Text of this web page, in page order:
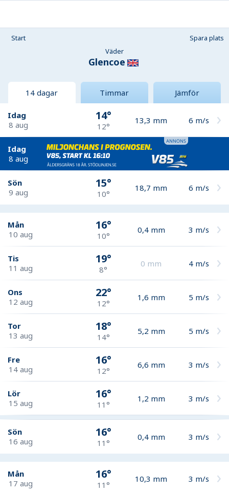
Start
Spara plats
Väder
Glencoe
14 dagar Timmar Jämför
Idag
8 aug
14°
12°
13,3 mm 6 m/s
Idag
8 aug
Sön
9 aug
15°
10°
18,7 mm 6 m/s
Mån
10 aug
16°
10°
0,4 mm 3 m/s
Tis
11 aug
19°
8°
0 mm 4 m/s
Ons
12 aug
22°
12°
1,6 mm 5 m/s
Tor
13 aug
18°
14°
5,2 mm 5 m/s
Fre
14 aug
16°
12°
6,6 mm 3 m/s
Lör
15 aug
16°
11°
1,2 mm 3 m/s
Sön
16 aug
16°
11°
0,4 mm 3 m/s
Mån
17 aug
16°
11°
10,3 mm 3 m/s